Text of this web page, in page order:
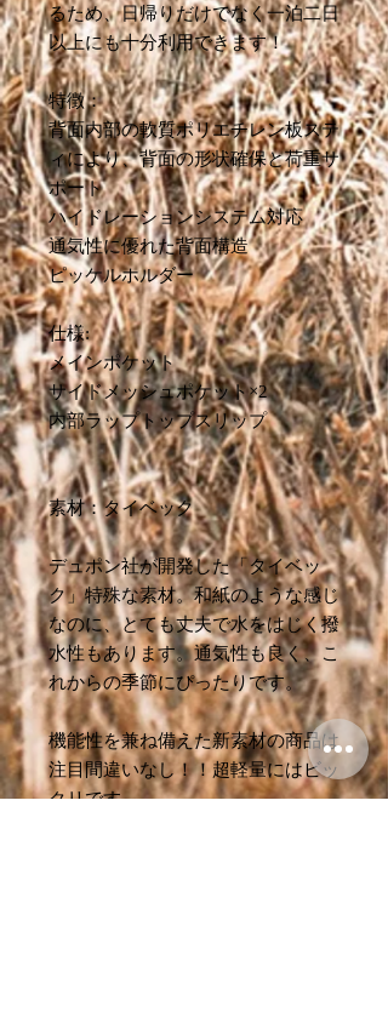
るため、日帰りだけでなく一泊二日
以上にも十分利用できます！
特徴：
背面内部の軟質ポリエチレン板ステ
ィにより、背面の形状確保と荷重サ
ポート
ハイドレーションシステム対応
通気性に優れた背面構造
ピッケルホルダー
仕様:
メインポケット
サイドメッシュポケット×2
内部ラップトップスリップ
素材：タイベック
デュポン社が開発した「タイベッ
ク」特殊な素材。和紙のような感じ
なのに、とても丈夫で水をはじく撥
水性もあります。通気性も良く、こ
れからの季節にぴったりです。
機能性を兼ね備えた新素材の商品は
注目間違いなし！！超軽量にはビッ
クリです。